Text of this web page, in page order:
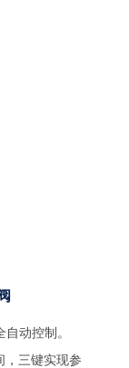
动控制。
，三键实现参